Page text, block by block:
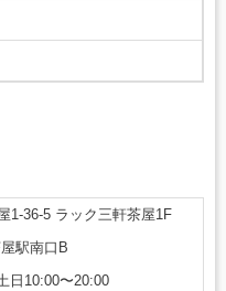
1-36-5 ラック三軒茶屋1F
駅南口B
日10:00〜20:00